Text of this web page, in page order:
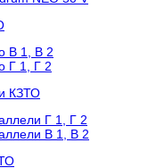
В 1, В 2
Г 1, Г 2
КЗТО
Г 1, Г 2
В 1, В 2